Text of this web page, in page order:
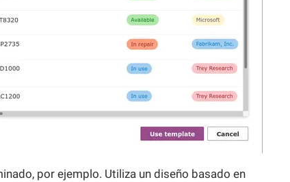
por ejemplo. Utiliza un diseño basado en